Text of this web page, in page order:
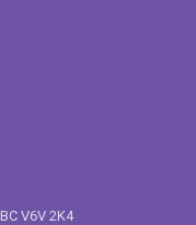
V6V 2K4